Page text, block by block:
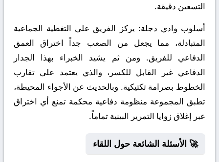
التسعين دقيقة.
أسلوب وادي دجلة: يركز الفريق على التغطية الجماعية
المتبادلة، مما يجعل من الصعب جداً اختراق العمق
الدفاعي للفريق. ومن ثم يشيد الخبراء بهذا الجدار
الدفاعي غير القابل للكسر، والذي يعتمد على تقارب
الخطوط بصرامة تكتيكية. وبالحديث عن الأجواء المحيطة،
تطبق المجموعة منظومة دفاعية محكمة تمنع أي اختراق
عبر إغلاق زوايا التمرير البينية تماماً.
🚀 الأسئلة الشائعة حول اللقاء